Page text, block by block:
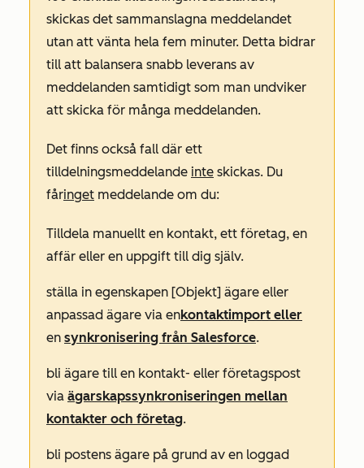
skickas det sammanslagna meddelandet
utan att vänta hela fem minuter. Detta bidrar
till att balansera snabb leverans av
meddelanden samtidigt som man undviker
att skicka för många meddelanden.
Det finns också fall där ett
tilldelningsmeddelande inte skickas. Du
fåringet meddelande om du:
Tilldela manuellt en kontakt, ett företag, en
affär eller en uppgift till dig själv.
ställa in egenskapen [Objekt] ägare eller
anpassad ägare via enkontaktimport eller
en synkronisering från Salesforce.
bli ägare till en kontakt- eller företagspost
via ägarskapssynkroniseringen mellan
kontakter och företag.
bli postens ägare på grund av en loggad